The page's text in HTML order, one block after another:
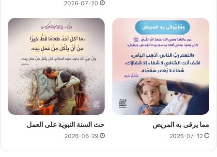
2026-07-20
مما يرقى به المريض
2026-07-12
حث السنة النبوية على العمل
2026-06-29